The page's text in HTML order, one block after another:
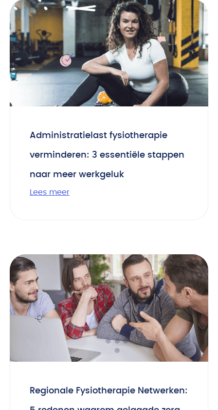
Administratielast fysiotherapie
verminderen: 3 essentiële stappen
naar meer werkgeluk
Lees meer
Regionale Fysiotherapie Netwerken: